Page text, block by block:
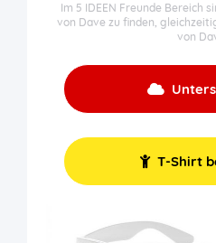
Im 5 IDEEN Freunde Bereich
von Dave zu finden,
von
T-Shirt